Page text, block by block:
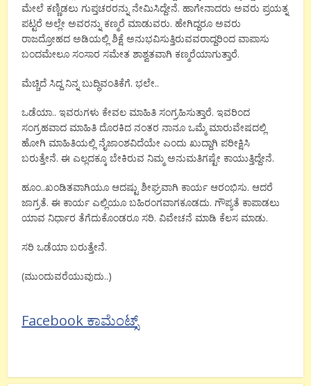
ಮೇಲೆ ಕಣ್ಣಿಡಲು ಗುಪ್ತಚರರನ್ನು ನೇಮಿಸಿದ್ದೇನೆ. ಹಾಗೇನಾದರು ಅವರು ಪ್ರಯತ್ನ
ಪಟ್ಟರೆ ಅಲ್ಲೇ ಅವರನ್ನು ಕಣ್ಮರೆ ಮಾಡುವರು. ಹೇಗಿದ್ದರೂ ಅವರು
ರಾಜದ್ರೋಹದ ಅಡಿಯಲ್ಲಿ ಶಿಕ್ಷೆ ಅನುಭವಿಸುತ್ತಿರುವವರಾದ್ದರಿಂದ ವಾಪಾಸು
ಬಂದಮೇಲೂ ಸಂಸಾರ ಸಮೇತ ಶಾಶ್ವತವಾಗಿ ಕಣ್ಮರೆಯಾಗುತ್ತಾರೆ.
ಮೆಚ್ಚಿದೆ ಸಿದ್ದ ನಿನ್ನ ಬುದ್ಧಿವಂತಿಕೆಗೆ. ಭಲೇ..
ಒಡೆಯಾ.. ಇವರುಗಳು ಕೇವಲ ಮಾಹಿತಿ ಸಂಗ್ರಹಿಸುತ್ತಾರೆ. ಇವರಿಂದ
ಸಂಗ್ರಹವಾದ ಮಾಹಿತಿ ದೊರಕಿದ ನಂತರ ನಾನೂ ಒಮ್ಮೆ ಮಾರುವೇಷದಲ್ಲಿ
ಹೋಗಿ ಮಾಹಿತಿಯಲ್ಲಿ ನೈಜಾಂಶವಿದೆಯೇ ಎಂದು ಖುದ್ದಾಗಿ ಪರೀಕ್ಷಿಸಿ
ಬರುತ್ತೇನೆ. ಈ ಎಲ್ಲದಕ್ಕೂ ಬೇಕಿರುವ ನಿಮ್ಮ ಅನುಮತಿಗಷ್ಟೇ ಕಾಯುತ್ತಿದ್ದೇನೆ.
ಹೂಂ..ಖಂಡಿತವಾಗಿಯೂ ಆದಷ್ಟು ಶೀಘ್ರವಾಗಿ ಕಾರ್ಯ ಆರಂಭಿಸು. ಆದರೆ
ಜಾಗ್ರತೆ. ಈ ಕಾರ್ಯ ಎಲ್ಲಿಯೂ ಬಹಿರಂಗವಾಗಕೂಡದು. ಗೌಪ್ಯತೆ ಕಾಪಾಡಲು
ಯಾವ ನಿರ್ಧಾರ ತೆಗೆದುಕೊಂಡರೂ ಸರಿ. ವಿವೇಚನೆ ಮಾಡಿ ಕೆಲಸ ಮಾಡು.
ಸರಿ ಒಡೆಯಾ ಬರುತ್ತೇನೆ.
(ಮುಂದುವರೆಯುವುದು..)
Facebook ಕಾಮೆಂಟ್ಸ್